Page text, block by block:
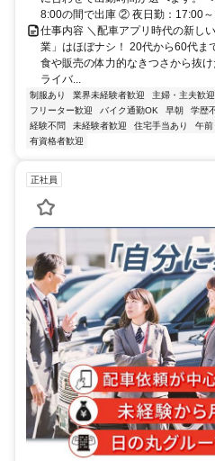
8:00の間で出庫 ② 夜日勤：17:00～
仕事内容 ＼配車アプリ時代の新し
業」はほぼナシ！ 20代から60代ま
食や販売の体力的なきつさから抜
ライバ...
制服あり 業界未経験者歓迎 主婦・主夫歓迎
フリーター歓迎
バイク通勤OK 早朝 学歴
経験不問
未経験者歓迎 住宅手当あり 午前
有資格者歓迎
正社員